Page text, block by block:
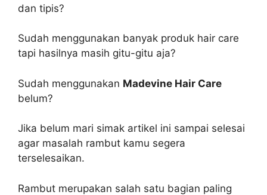
dan tipis?
Sudah menggunakan banyak produk hair care
tapi hasilnya masih gitu-gitu aja?
Sudah menggunakan Madevine Hair Care
belum?
Jika belum mari simak artikel ini sampai selesai
agar masalah rambut kamu segera
terselesaikan.
Rambut merupakan salah satu bagian paling